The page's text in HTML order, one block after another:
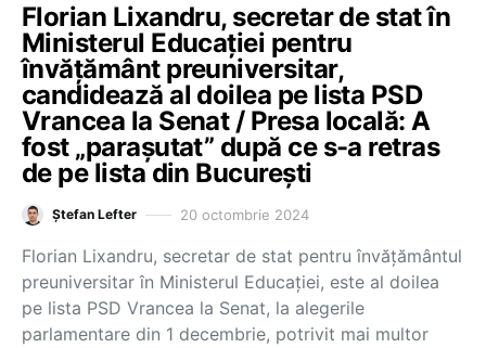
Florian Lixandru, secretar de stat în
Ministerul Educației pentru
învățământ preuniversitar,
candidează al doilea pe lista PSD
Vrancea la Senat / Presa locală: A
fost „parașutat” după ce s-a retras
de pe lista din București
Ștefan Lefter 20 octombrie 2024
Florian Lixandru, secretar de stat pentru învățământul
preuniversitar în Ministerul Educației, este al doilea
pe lista PSD Vrancea la Senat, la alegerile
parlamentare din 1 decembrie, potrivit mai multor